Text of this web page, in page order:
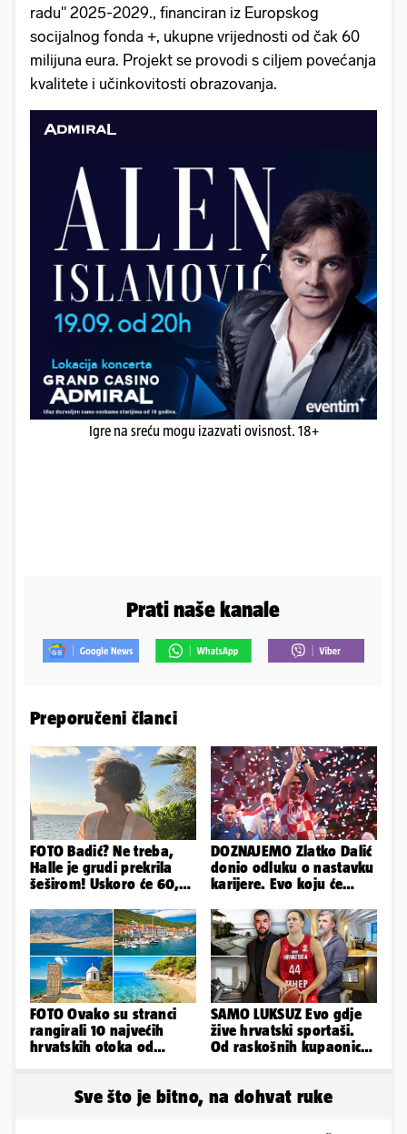
radu" 2025-2029., financiran iz Europskog
socijalnog fonda +, ukupne vrijednosti od čak 60
milijuna eura. Projekt se provodi s ciljem povećanja
kvalitete i učinkovitosti obrazovanja.
Igre na sreću mogu izazvati ovisnost. 18+
Prati naše kanale
Preporučeni članci
FOTO Badić? Ne treba,
Halle je grudi prekrila
šeširom! Uskoro će 60,
DOZNAJEMO Zlatko Dalić
donio odluku o nastavku
karijere. Evo koju će
FOTO Ovako su stranci
rangirali 10 najvećih
hrvatskih otoka od
SAMO LUKSUZ Evo gdje
žive hrvatski sportaši.
Od raskošnih kupaonica
Sve što je bitno, na dohvat ruke